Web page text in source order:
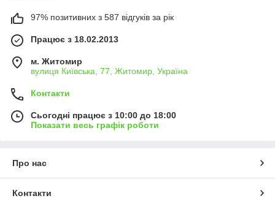
97% позитивних з 587 відгуків за рік
Працює з 18.02.2013
м. Житомир
вулиця Київська, 77, Житомир, Україна
Контакти
Сьогодні працює з 10:00 до 18:00
Показати весь графік роботи
Про нас
Контакти